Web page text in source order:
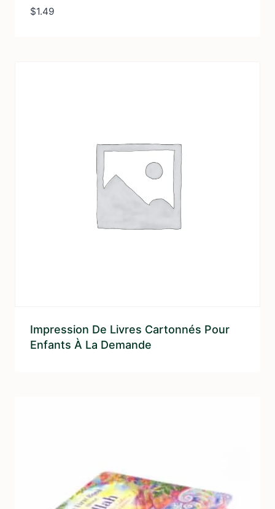
$1.49
Impression De Livres Cartonnés Pour
Enfants À La Demande